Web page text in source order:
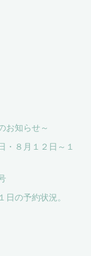
お知らせ～
・８月１２日～１
の予約状況。